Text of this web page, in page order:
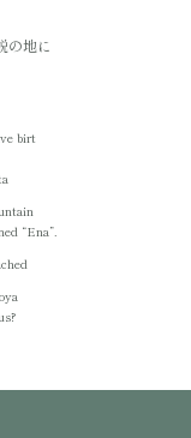
の地に
birt
“Ena”.